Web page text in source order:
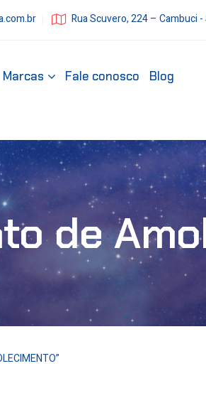
Rua Scuvero, 224 – Cambuci
Marcas Fale conosco Blog
de